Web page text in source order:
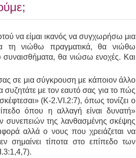
να είμαι ικανός να συγχωρήσω μια
τη νιώθω πραγματικά, θα νιώθω
θα νιώσω ενοχές. Και
σας σε μια σύγκρουση με κάποιον άλλο
συζητάτε με τον εαυτό σας για το πώς
(Κ-2.VI.2:7), όπως τονίζει ο
όπου η αλλαγή είναι δυνατή»
συνεπειών της λανθασμένης σκέψης
αλλά ο νους που χρειάζεται να
σημαίνει τίποτα στο επίπεδο των